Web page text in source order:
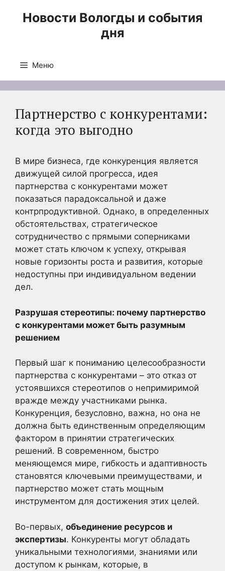
Новости Вологды и события
дня
Меню
Партнерство с конкурентами:
когда это выгодно
В мире бизнеса, где конкуренция является
движущей силой прогресса, идея
партнерства с конкурентами может
показаться парадоксальной и даже
контрпродуктивной. Однако, в определенных
обстоятельствах, стратегическое
сотрудничество с прямыми соперниками
может стать ключом к успеху, открывая
новые горизонты роста и развития, которые
недоступны при индивидуальном ведении
дел.
Разрушая стереотипы: почему партнерство
с конкурентами может быть разумным
решением
Первый шаг к пониманию целесообразности
партнерства с конкурентами – это отказ от
устоявшихся стереотипов о непримиримой
вражде между участниками рынка.
Конкуренция, безусловно, важна, но она не
должна быть единственным определяющим
фактором в принятии стратегических
решений. В современном, быстро
меняющемся мире, гибкость и адаптивность
становятся ключевыми преимуществами, и
партнерство может стать мощным
инструментом для достижения этих целей.
Во-первых, объединение ресурсов и
экспертизы. Конкуренты могут обладать
уникальными технологиями, знаниями или
доступом к рынкам, которые, в